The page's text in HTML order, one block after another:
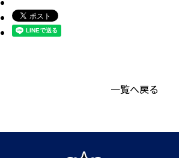
一覧へ戻る